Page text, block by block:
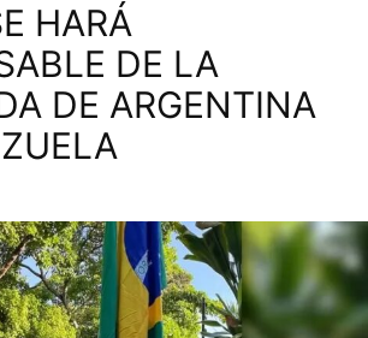
HARÁ
DE LA
DE ARGENTINA